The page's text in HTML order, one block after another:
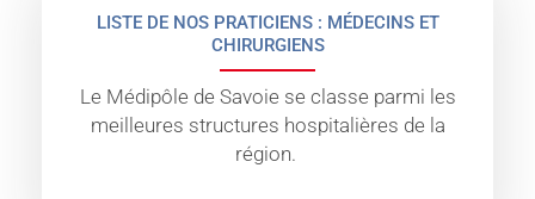
LISTE DE NOS PRATICIENS : MÉDECINS ET
CHIRURGIENS
Le Médipôle de Savoie se classe parmi les
meilleures structures hospitalières de la
région.